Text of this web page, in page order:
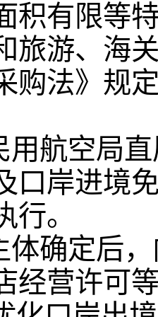
积有限等
旅游、海
购法》规
用航空局
口岸进境
行。
体确定后
经营许可